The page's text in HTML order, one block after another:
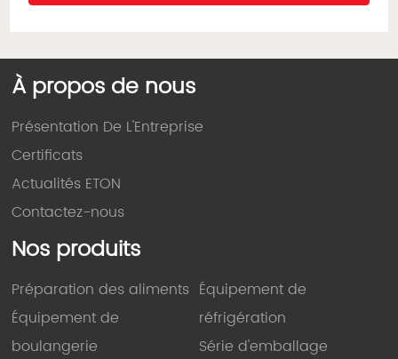
À propos de nous
Présentation De L'Entreprise
Certificats
Actualités ETON
Contactez-nous
Nos produits
Préparation des aliments
Équipement de
boulangerie
Équipement de
réfrigération
Série d'emballage